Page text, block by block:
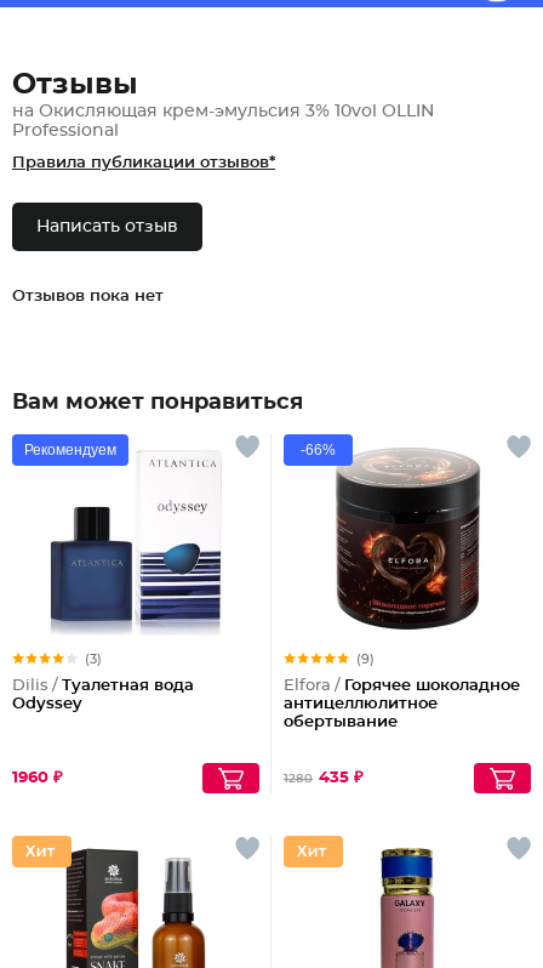
Отзывы
на Окисляющая крем-эмульсия 3% 10vol OLLIN
Professional
Правила публикации отзывов*
Написать отзыв
Отзывов пока нет
Вам может понравиться
Рекомендуем
(3)
Dilis / Туалетная вода
Odyssey
1960 ₽
-66%
(9)
Elfora / Горячее шоколадное
антицеллюлитное
обертывание
1280 435 ₽